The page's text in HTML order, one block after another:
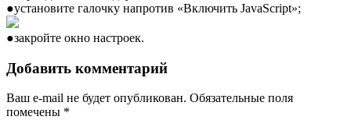
●установите галочку напротив «Включить JavaScript»;
●закройте окно настроек.
Добавить комментарий
Ваш e-mail не будет опубликован. Обязательные поля
помечены *